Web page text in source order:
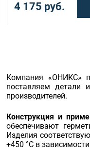
4 175 руб.
Компания «ОНИКС»
поставляем детали
производителей.
Конструкция и
обеспечивают
Изделия
+450 °C в